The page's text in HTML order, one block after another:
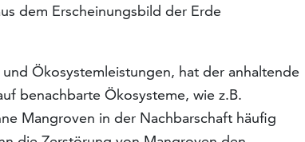
dem Erscheinungsbild der Erde
Ökosystemleistungen, hat der anhaltende
benachbarte Ökosysteme, wie z.B.
Mangroven in der Nachbarschaft häufig